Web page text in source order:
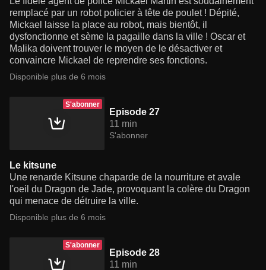
remplacé par un robot policier à tête de poulet ! Dépité,
Mickael laisse la place au robot, mais bientôt, il
dysfonctionne et sème la pagaille dans la ville ! Oscar et
Malika doivent trouver le moyen de le désactiver et
convaincre Mickael de reprendre ses fonctions.
Disponible plus de 6 mois
S'abonner
Episode 27
11 min
S'abonner
Le kitsune
Une renarde Kitsune chaparde de la nourriture et avale
l'oeil du Dragon de Jade, provoquant la colère du Dragon
qui menace de détruire la ville.
Disponible plus de 6 mois
S'abonner
Episode 28
11 min